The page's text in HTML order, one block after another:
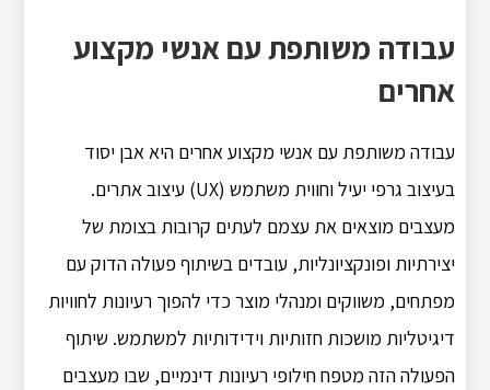
עבודה משותפת עם אנשי מקצוע
אחרים
עבודה משותפת עם אנשי מקצוע אחרים היא אבן יסוד
בעיצוב גרפי יעיל וחווית משתמש (UX) עיצוב אתרים.
מעצבים מוצאים את עצמם לעתים קרובות בצומת של
יצירתיות ופונקציונליות, עובדים בשיתוף פעולה הדוק עם
מפתחים, משווקים ומנהלי מוצר כדי להפוך רעיונות לחוויות
דיגיטליות מושכות חזותיות וידידותיות למשתמש. שיתוף
הפעולה הזה מטפח חילופי רעיונות דינמיים, שבו מעצבים